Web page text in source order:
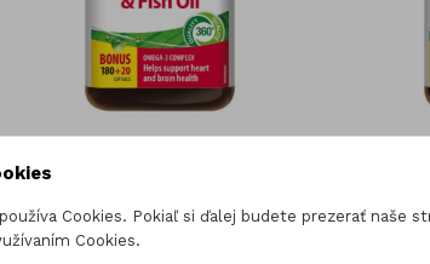
komplex z lososa a rybích olejov
200cps.
Cookies. Pokiaľ si ďalej budete prezerať naše
Cookies.